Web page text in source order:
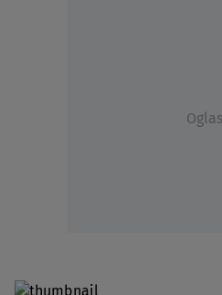
Oglas